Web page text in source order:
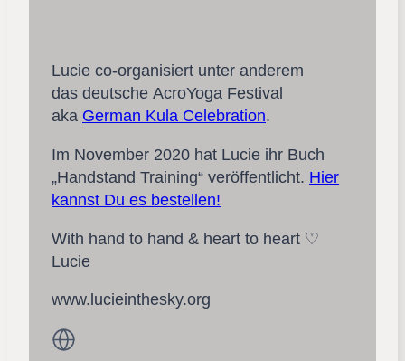
Lucie co-organisiert unter anderem
das deutsche AcroYoga Festival
aka German Kula Celebration.
Im November 2020 hat Lucie ihr Buch
„Handstand Training“ veröffentlicht. Hier
kannst Du es bestellen!
With hand to hand & heart to heart ♡
Lucie
www.lucieinthesky.org